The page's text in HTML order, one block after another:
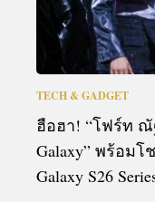
TECH & GADGET
ฮือฮา! “โฟร์ท ณั
Galaxy” พร้อมโ
Galaxy S26